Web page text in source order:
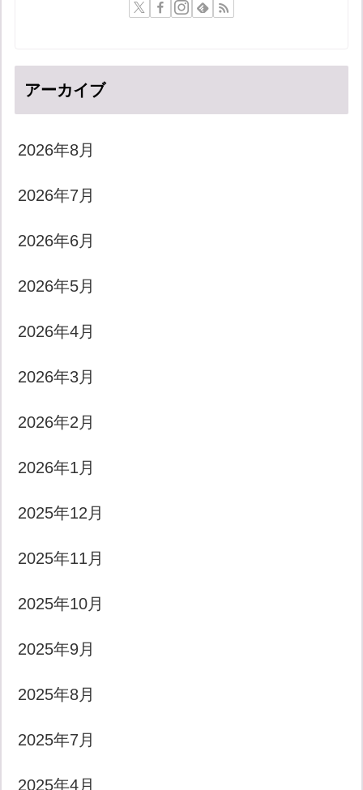
アーカイブ
2026年8月
2026年7月
2026年6月
2026年5月
2026年4月
2026年3月
2026年2月
2026年1月
2025年12月
2025年11月
2025年10月
2025年9月
2025年8月
2025年7月
2025年4月